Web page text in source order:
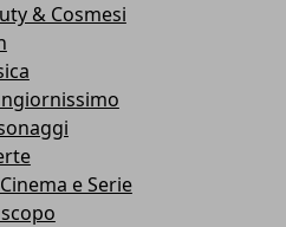
& Cosmesi
e Serie